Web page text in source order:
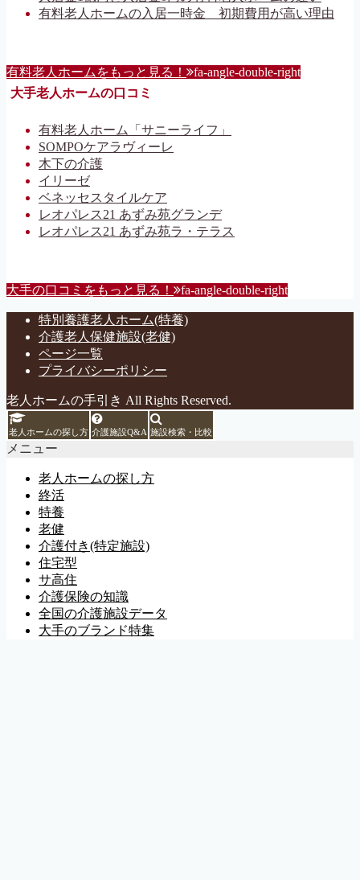
有料老人ホームの入居一時金 初期費用が高い理由
有料老人ホームをもっと見る！ fa-angle-double-right
大手老人ホームの口コミ
有料老人ホーム「サニーライフ」
SOMPOケアラヴィーレ
木下の介護
イリーゼ
ベネッセスタイルケア
レオパレス21 あずみ苑グランデ
レオパレス21 あずみ苑ラ・テラス
大手の口コミをもっと見る！ fa-angle-double-right
特別養護老人ホーム(特養)
介護老人保健施設(老健)
ページ一覧
プライバシーポリシー
老人ホームの手引き All Rights Reserved.
老人ホームの探し方 介護施設Q&A 施設検索・比較
メニュー
老人ホームの探し方
終活
特養
老健
介護付き(特定施設)
住宅型
サ高住
介護保険の知識
全国の介護施設データ
大手のブランド特集